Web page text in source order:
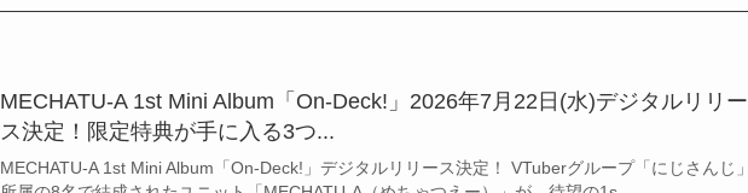
MECHATU-A 1st Mini Album「On-Deck!」2026年7月22日(水)デジタルリリー
ス決定！限定特典が手に入る3つ...
MECHATU-A 1st Mini Album「On-Deck!」デジタルリリース決定！ VTuberグループ「にじさんじ」